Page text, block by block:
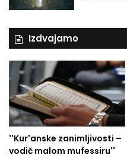
Izdvajamo
''Kur'anske zanimljivosti –
vodič malom mufessiru''